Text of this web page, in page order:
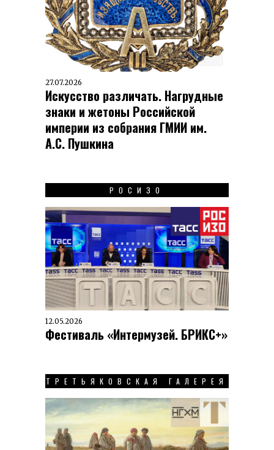
27.07.2026
Искусство различать. Нагрудные
знаки и жетоны Российской
империи из собрания ГМИИ им.
А.С. Пушкина
РОСИЗО
12.05.2026
Фестиваль «Интермузей. БРИКС+»
ТРЕТЬЯКОВСКАЯ ГАЛЕРЕЯ